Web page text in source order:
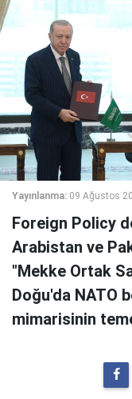
Yayınlanma: 09 Ağustos
Foreign Policy
Arabistan ve
"Mekke Ortak
Doğu'da NATO
mimarisinin